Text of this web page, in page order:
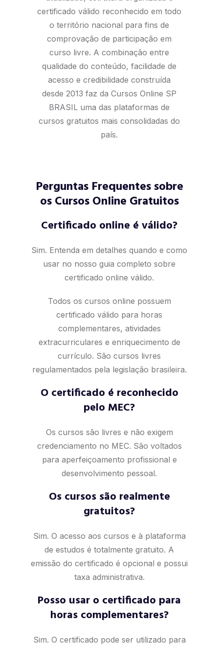
certificado válido reconhecido em todo
o território nacional para fins de
comprovação de participação em
curso livre. A combinação entre
qualidade do conteúdo, facilidade de
acesso e credibilidade construída
desde 2013 faz da Cursos Online SP
BRASIL uma das plataformas de
cursos gratuitos mais consolidadas do
país.
Perguntas Frequentes sobre
os Cursos Online Gratuitos
Certificado online é válido?
Sim. Entenda em detalhes quando e como
usar no nossoguia completo sobre
certificado online válido.
Todos os cursos online possuem
certificado válido para horas
complementares, atividades
extracurriculares e enriquecimento de
currículo. São cursos livres
regulamentados pela legislação brasileira.
O certificado é reconhecido
pelo MEC?
Os cursos são livres e não exigem
credenciamento no MEC. São voltados
para aperfeiçoamento profissional e
desenvolvimento pessoal.
Os cursos são realmente
gratuitos?
Sim. O acesso aos cursos e à plataforma
de estudos é totalmente gratuito. A
emissão do certificado é opcional e possui
taxa administrativa.
Posso usar o certificado para
horas complementares?
Sim. O certificado pode ser utilizado para